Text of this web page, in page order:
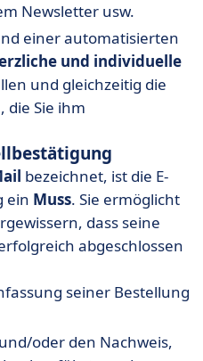
Newsletter usw.
einer automatisierten
und individuelle
und gleichzeitig die
die Sie ihm
bezeichnet, ist die E-
ein Muss. Sie ermöglicht
dass seine
abgeschlossen
seiner Bestellung
oder den Nachweis,